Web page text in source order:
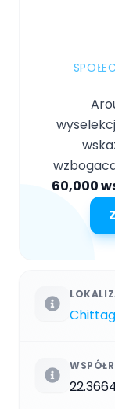
60,000